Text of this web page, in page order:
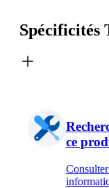
Spécificités
ce